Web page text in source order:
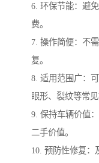
6. 环保节能：避
费。
7. 操作简便：不
复。
8. 适用范围广：
眼形、裂纹等常见
9. 保持车辆价值
二手价值。
10. 预防性修复：